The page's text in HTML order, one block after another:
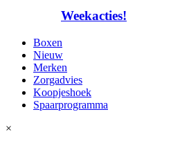
Weekacties!
Boxen
Nieuw
Merken
Zorgadvies
Koopjeshoek
Spaarprogramma
×